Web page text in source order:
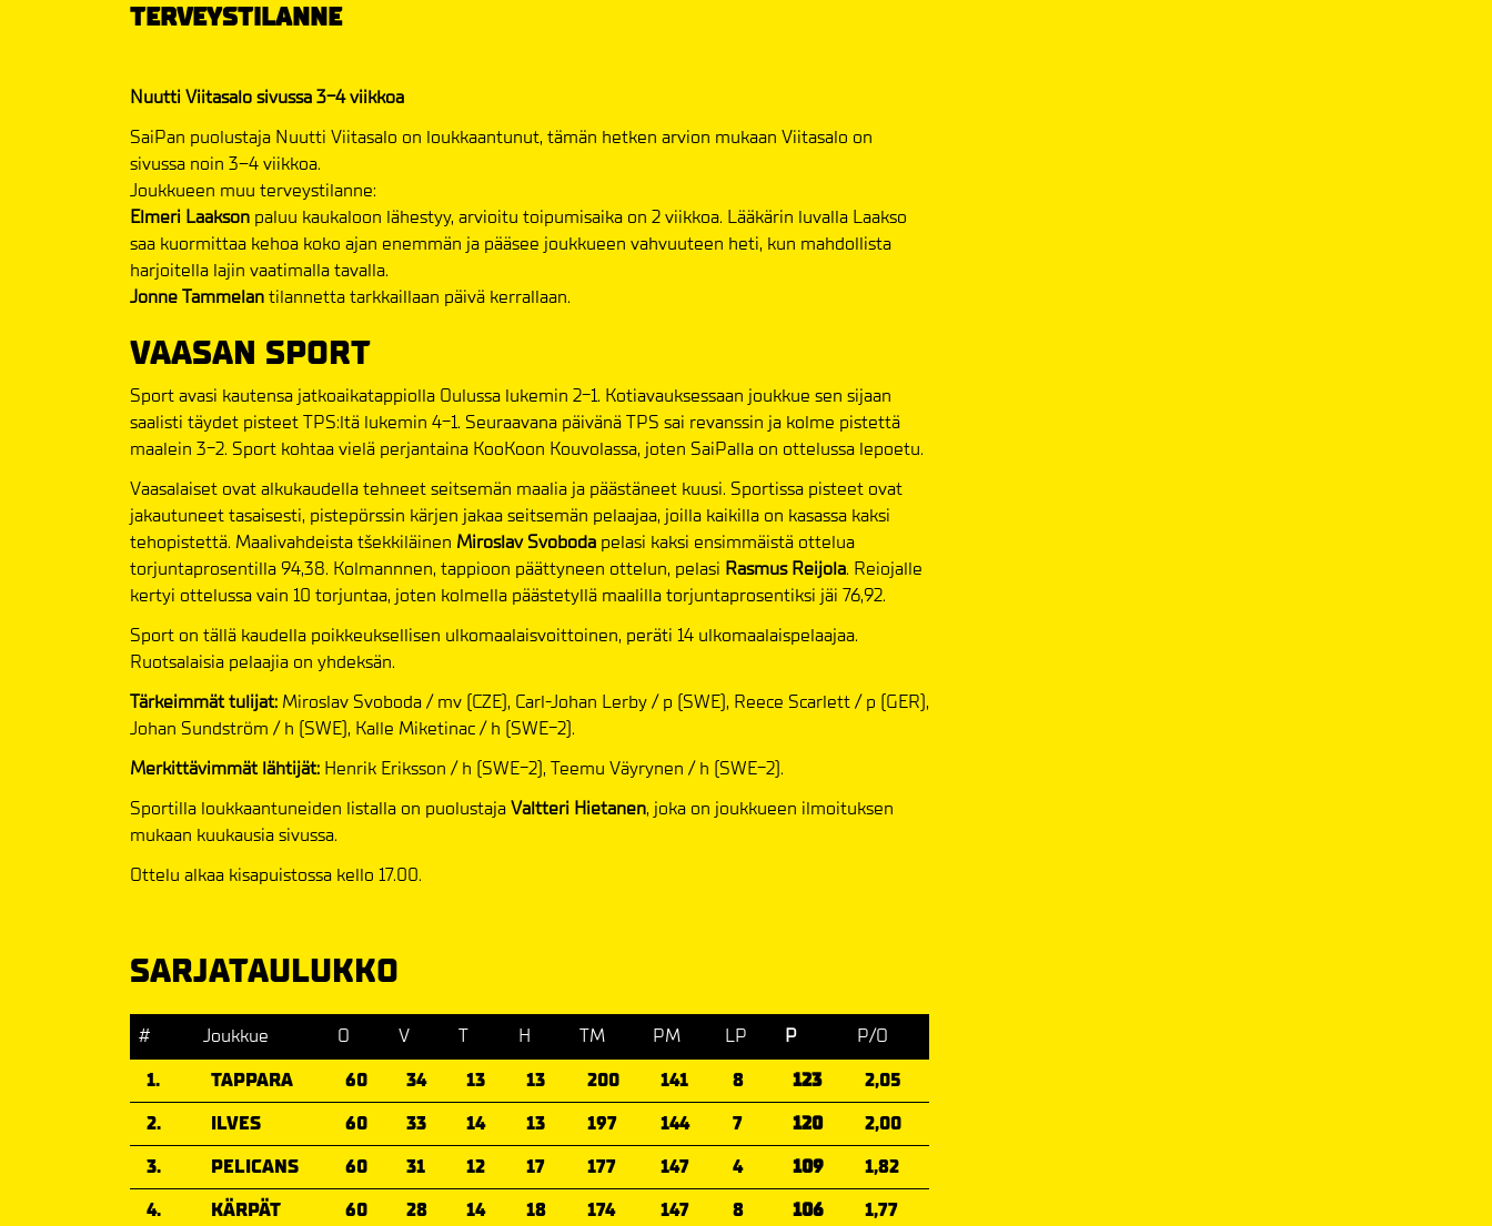
TERVEYSTILANNE
Nuutti Viitasalo sivussa 3-4 viikkoa
SaiPan puolustaja Nuutti Viitasalo on loukkaantunut, tämän hetken arvion mukaan Viitasalo on
sivussa noin 3–4 viikkoa.
Joukkueen muu terveystilanne:
Elmeri Laakson paluu kaukaloon lähestyy, arvioitu toipumisaika on 2 viikkoa. Lääkärin luvalla Laakso
saa kuormittaa kehoa koko ajan enemmän ja pääsee joukkueen vahvuuteen heti, kun mahdollista
harjoitella lajin vaatimalla tavalla.
Jonne Tammelantilannetta tarkkaillaan päivä kerrallaan.
VAASAN SPORT
Sport avasi kautensa jatkoaikatappiolla Oulussa lukemin 2-1. Kotiavauksessaan joukkue sen sijaan
saalisti täydet pisteet TPS:ltä lukemin 4-1. Seuraavana päivänä TPS sai revanssin ja kolme pistettä
maalein 3-2. Sport kohtaa vielä perjantaina KooKoon Kouvolassa, joten SaiPalla on ottelussa lepoetu.
Vaasalaiset ovat alkukaudella tehneet seitsemän maalia ja päästäneet kuusi. Sportissa pisteet ovat
jakautuneet tasaisesti, pistepörssin kärjen jakaa seitsemän pelaajaa, joilla kaikilla on kasassa kaksi
tehopistettä. Maalivahdeista tšekkiläinen Miroslav Svoboda pelasi kaksi ensimmäistä ottelua
torjuntaprosentilla 94,38. Kolmannnen, tappioon päättyneen ottelun, pelasi Rasmus Reijola. Reiojalle
kertyi ottelussa vain 10 torjuntaa, joten kolmella päästetyllä maalilla torjuntaprosentiksi jäi 76,92.
Sport on tällä kaudella poikkeuksellisen ulkomaalaisvoittoinen, peräti 14 ulkomaalaispelaajaa.
Ruotsalaisia pelaajia on yhdeksän.
Tärkeimmät tulijat: Miroslav Svoboda / mv (CZE), Carl-Johan Lerby / p (SWE), Reece Scarlett / p (GER),
Johan Sundström / h (SWE), Kalle Miketinac / h (SWE-2).
Merkittävimmät lähtijät: Henrik Eriksson / h (SWE-2), Teemu Väyrynen / h (SWE-2).
Sportilla loukkaantuneiden listalla on puolustajaValtteri Hietanen, joka on joukkueen ilmoituksen
mukaan kuukausia sivussa.
Ottelu alkaa kisapuistossa kello 17.00.
SARJATAULUKKO
# Joukkue O V T H TM PM LP P
P/O
1.
TAPPARA 60 34 13 13 200 141 8 123
2,05
2.
ILVES 60 33 14 13 197 144 7 120
2,00
3.
PELICANS 60 31 12 17 177 147 4 109
1,82
4.
KÄRPÄT 60 28 14 18 174 147 8 106
1,77